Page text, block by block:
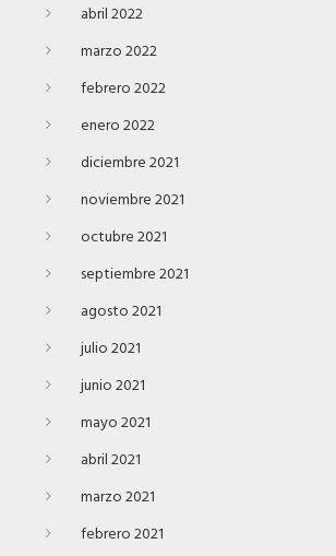
abril 2022
marzo 2022
febrero 2022
enero 2022
diciembre 2021
noviembre 2021
octubre 2021
septiembre 2021
agosto 2021
julio 2021
junio 2021
mayo 2021
abril 2021
marzo 2021
febrero 2021